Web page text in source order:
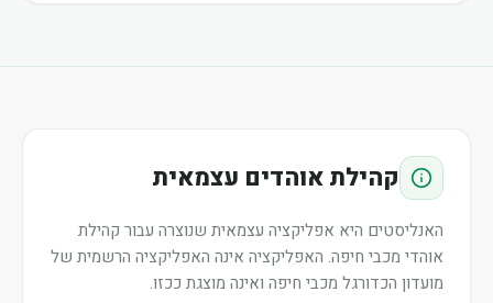
קהילת אוהדים עצמאית
האנליסטים היא אפליקציה עצמאית שנוצרה עבור קהילת
אוהדי מכבי חיפה. האפליקציה אינה האפליקציה הרשמית של
מועדון הכדורגל מכבי חיפה ואינה מוצגת ככזו.